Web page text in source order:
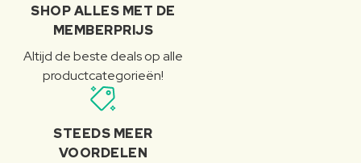
SHOP ALLES MET DE
MEMBERPRIJS
Altijd de beste deals op alle
productcategorieën!
STEEDS MEER
VOORDELEN